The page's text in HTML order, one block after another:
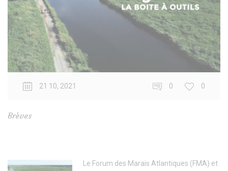
21 10, 2021 0 0
Brèves
Le Forum des Marais Atlantiques (FMA) et